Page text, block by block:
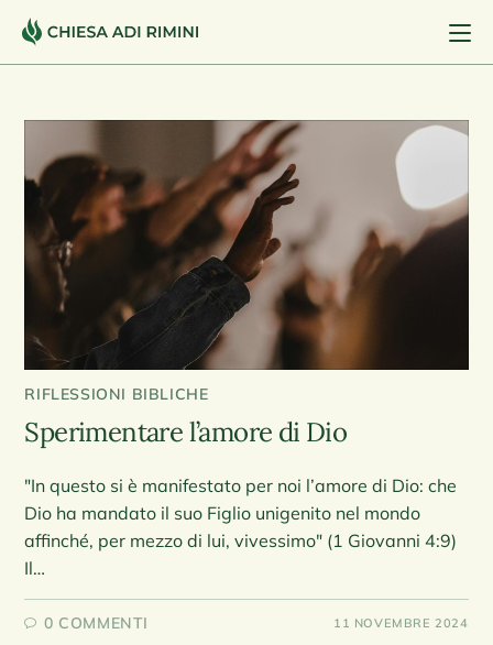
RIFLESSIONI BIBLICHE
Sperimentare l’amore di Dio
"In questo si è manifestato per noi l’amore di Dio: che
Dio ha mandato il suo Figlio unigenito nel mondo
affinché, per mezzo di lui, vivessimo" (1 Giovanni 4:9)
Il…
0 COMMENTI 11 NOVEMBRE 2024